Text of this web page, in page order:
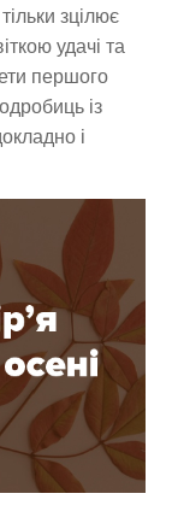
зцілює
удачі та
першого
із
і